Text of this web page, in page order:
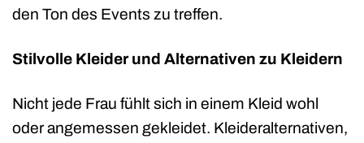
den Ton des Events zu treffen.
Stilvolle Kleider und Alternativen zu Kleidern
Nicht jede Frau fühlt sich in einem Kleid wohl
oder angemessen gekleidet. Kleideralternativen,